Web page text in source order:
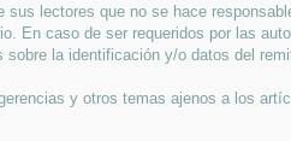
sus lectores que no se hace
En caso de ser requeridos por las
la identificación y/o datos del
y otros temas ajenos a los